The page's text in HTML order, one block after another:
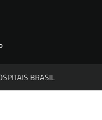
BRASIL